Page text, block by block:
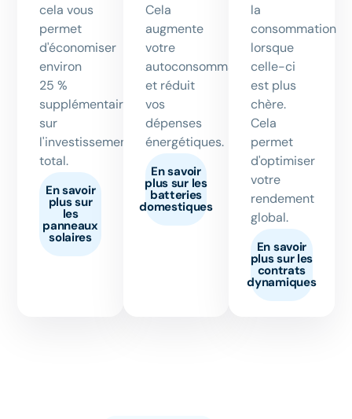
cela vous
permet
d'économiser
environ
25 %
supplémentaires
sur
l'investissement
total.
En savoir
plus sur
les
panneaux
solaires
Cela
augmente
votre
autoconsommation
et réduit
vos
dépenses
énergétiques.
En savoir
plus sur les
batteries
domestiques
la
consommation
lorsque
celle-ci
est plus
chère.
Cela
permet
d'optimiser
votre
rendement
global.
En savoir
plus sur les
contrats
dynamiques